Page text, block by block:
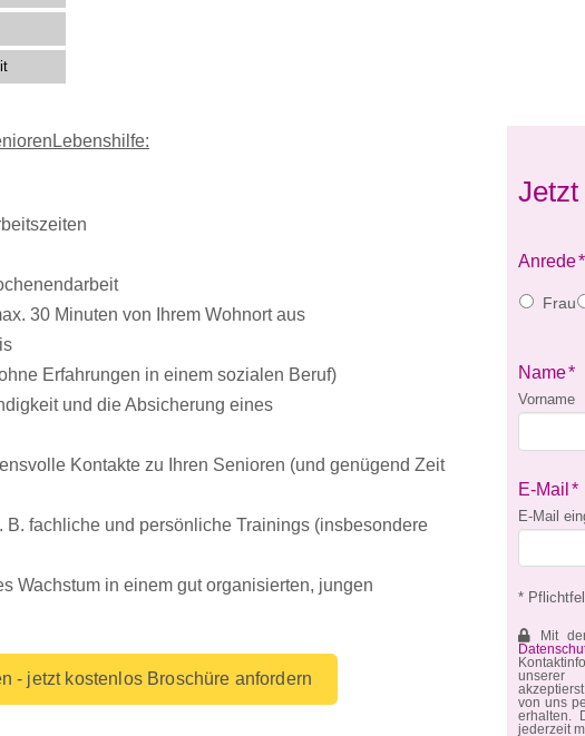
30 Minuten von Ihrem Wohnort aus
Erfahrungen in einem sozialen Beruf)
und die Absicherung eines
Kontakte zu Ihren Senioren (und genügend Zeit
fachliche und persönliche Trainings (insbesondere
Wachstum in einem gut organisierten, jungen
- jetzt kostenlos Broschüre anfordern
Jetzt
Anrede*
Frau
Name*
Vorname
E-Mail *
E-Mail
*
Mit
unserer
von uns
erhalten.
jederzeit